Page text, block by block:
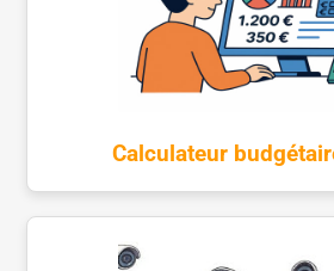
Calculateur